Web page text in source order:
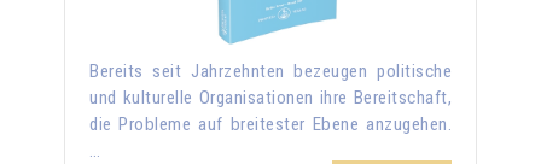
Bereits seit Jahrzehnten bezeugen politische
und kulturelle Organisationen ihre Bereitschaft,
die Probleme auf breitester Ebene anzugehen.
…